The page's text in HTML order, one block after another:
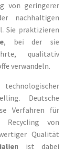
von geringerer
nachhaltigen
Sie praktizieren
, bei der sie
qualitativ
verwandeln.
Deutsche
Verfahren für
Recycling von
Qualität
ist dabei